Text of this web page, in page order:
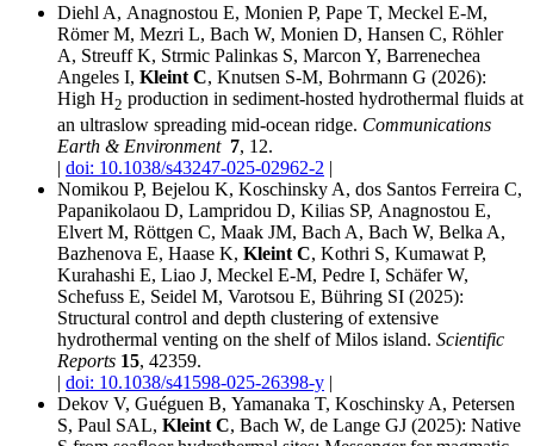
Diehl A, Anagnostou E, Monien P, Pape T, Meckel E-M,
Römer M, Mezri L, Bach W, Monien D, Hansen C, Röhler
A, Streuff K, Strmic Palinkas S, Marcon Y, Barrenechea
Angeles I, Kleint C, Knutsen S-M, Bohrmann G (2026):
High H2 production in sediment-hosted hydrothermal fluids at
an ultraslow spreading mid‑ocean ridge. Communications
Earth & Environment 7, 12.
| doi: 10.1038/s43247-025-02962-2 |
Nomikou P, Bejelou K, Koschinsky A, dos Santos Ferreira C,
Papanikolaou D, Lampridou D, Kilias SP, Anagnostou E,
Elvert M, Röttgen C, Maak JM, Bach A, Bach W, Belka A,
Bazhenova E, Haase K, Kleint C, Kothri S, Kumawat P,
Kurahashi E, Liao J, Meckel E-M, Pedre I, Schäfer W,
Schefuss E, Seidel M, Varotsou E, Bühring SI (2025):
Structural control and depth clustering of extensive
hydrothermal venting on the shelf of Milos island. Scientific
Reports 15, 42359.
| doi: 10.1038/s41598-025-26398-y |
Dekov V, Guéguen B, Yamanaka T, Koschinsky A, Petersen
S, Paul SAL, Kleint C, Bach W, de Lange GJ (2025): Native